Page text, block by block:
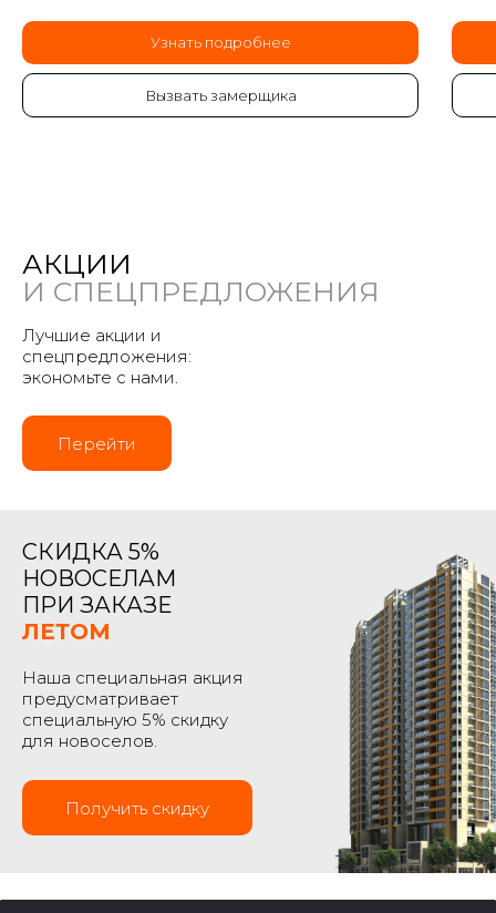
Узнать подробнее
Вызвать замерщика
АКЦИИ
И СПЕЦПРЕДЛОЖЕНИЯ
Лучшие акции и
спецпредложения:
экономьте с нами.
Перейти
СКИДКА 5%
НОВОСЕЛАМ
ПРИ ЗАКАЗЕ
ЛЕТОМ
Наша специальная акция
предусматривает
специальную 5% скидку
для новоселов.
Получить скидку